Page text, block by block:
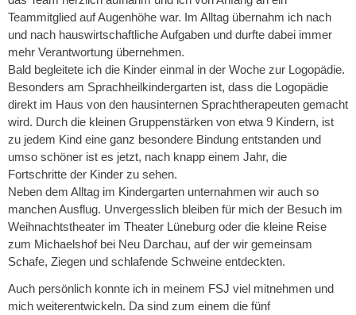
Teammitglied auf Augenhöhe war. Im Alltag übernahm ich nach
und nach hauswirtschaftliche Aufgaben und durfte dabei immer
mehr Verantwortung übernehmen.
Bald begleitete ich die Kinder einmal in der Woche zur Logopädie.
Besonders am Sprachheilkindergarten ist, dass die Logopädie
direkt im Haus von den hausinternen Sprachtherapeuten gemacht
wird. Durch die kleinen Gruppenstärken von etwa 9 Kindern, ist
zu jedem Kind eine ganz besondere Bindung entstanden und
umso schöner ist es jetzt, nach knapp einem Jahr, die
Fortschritte der Kinder zu sehen.
Neben dem Alltag im Kindergarten unternahmen wir auch so
manchen Ausflug. Unvergesslich bleiben für mich der Besuch im
Weihnachtstheater im Theater Lüneburg oder die kleine Reise
zum Michaelshof bei Neu Darchau, auf der wir gemeinsam
Schafe, Ziegen und schlafende Schweine entdeckten.
Auch persönlich konnte ich in meinem FSJ viel mitnehmen und
mich weiterentwickeln. Da sind zum einem die fünf